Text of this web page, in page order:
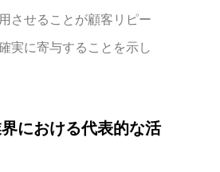
させることが顧客リピー
実に寄与することを示し
における代表的な活